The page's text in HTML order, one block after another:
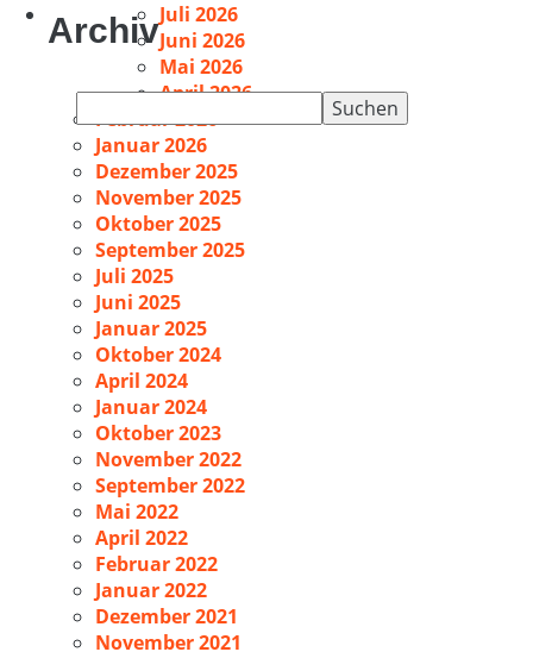
nach:
ArchivJuli 2026
Juni 2026
Mai 2026
April 2026
Februar 2026
Januar 2026
Dezember 2025
November 2025
Oktober 2025
September 2025
Juli 2025
Juni 2025
Januar 2025
Oktober 2024
April 2024
Januar 2024
Oktober 2023
November 2022
September 2022
Mai 2022
April 2022
Februar 2022
Januar 2022
Dezember 2021
November 2021